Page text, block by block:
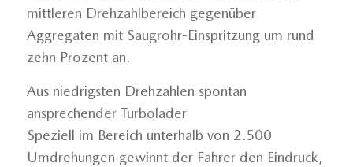
mittleren Drehzahlbereich gegenüber
Aggregaten mit Saugrohr-Einspritzung um rund
zehn Prozent an.
Aus niedrigsten Drehzahlen spontan
ansprechender Turbolader
Speziell im Bereich unterhalb von 2.500
Umdrehungen gewinnt der Fahrer den Eindruck,